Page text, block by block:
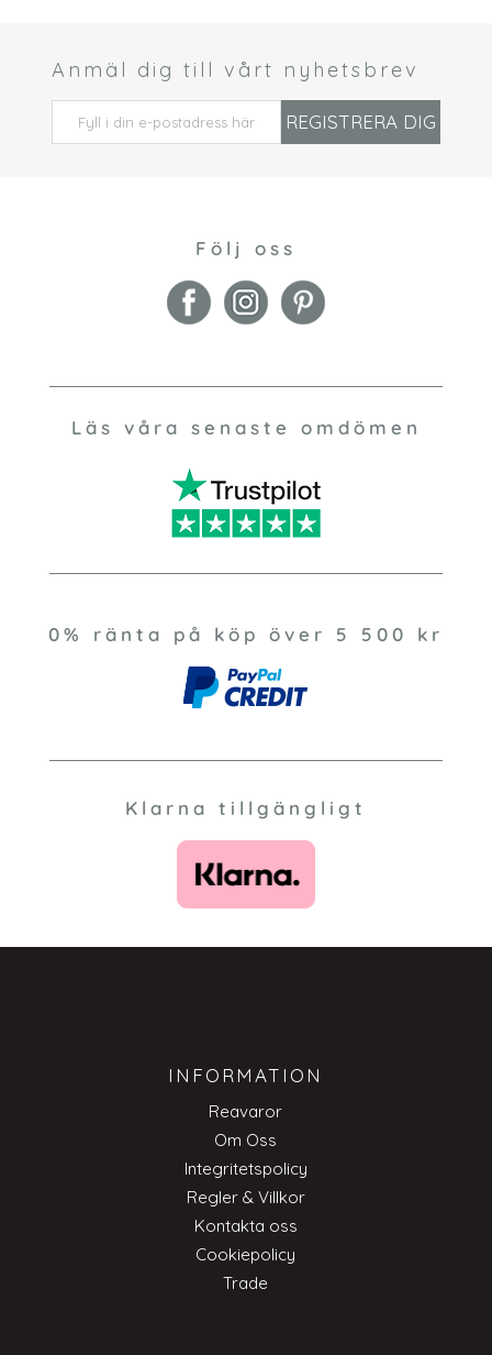
Anmäl dig till vårt nyhetsbrev
REGISTRERA DIG
Följ oss
Läs våra senaste omdömen
0% ränta på köp över 5 500 kr
Klarna tillgängligt
INFORMATION
Reavaror
Om Oss
Integritetspolicy
Regler & Villkor
Kontakta oss
Cookiepolicy
Trade